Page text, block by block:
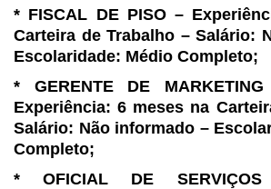
* FISCAL DE PISO –
Carteira de Trabalho – Salário:
Escolaridade: Médio Completo;
* GERENTE DE
Experiência: 6 meses na
Salário: Não informado –
Completo;
* OFICIAL DE SERVIÇOS